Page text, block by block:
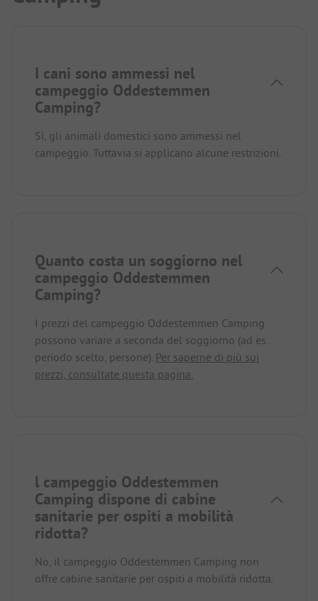
I cani sono ammessi nel
campeggio Oddestemmen
Camping?
Sì, gli animali domestici sono ammessi nel
campeggio. Tuttavia si applicano alcune restrizioni.
Quanto costa un soggiorno nel
campeggio Oddestemmen
Camping?
I prezzi del campeggio Oddestemmen Camping
possono variare a seconda del soggiorno (ad es.
periodo scelto, persone). Per saperne di più sui
prezzi, consultate questa pagina.
l campeggio Oddestemmen
Camping dispone di cabine
sanitarie per ospiti a mobilità
ridotta?
No, il campeggio Oddestemmen Camping non
offre cabine sanitarie per ospiti a mobilità ridotta.